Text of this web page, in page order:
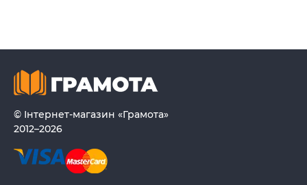
© Інтернет-магазин «Грамота»
2012–2026